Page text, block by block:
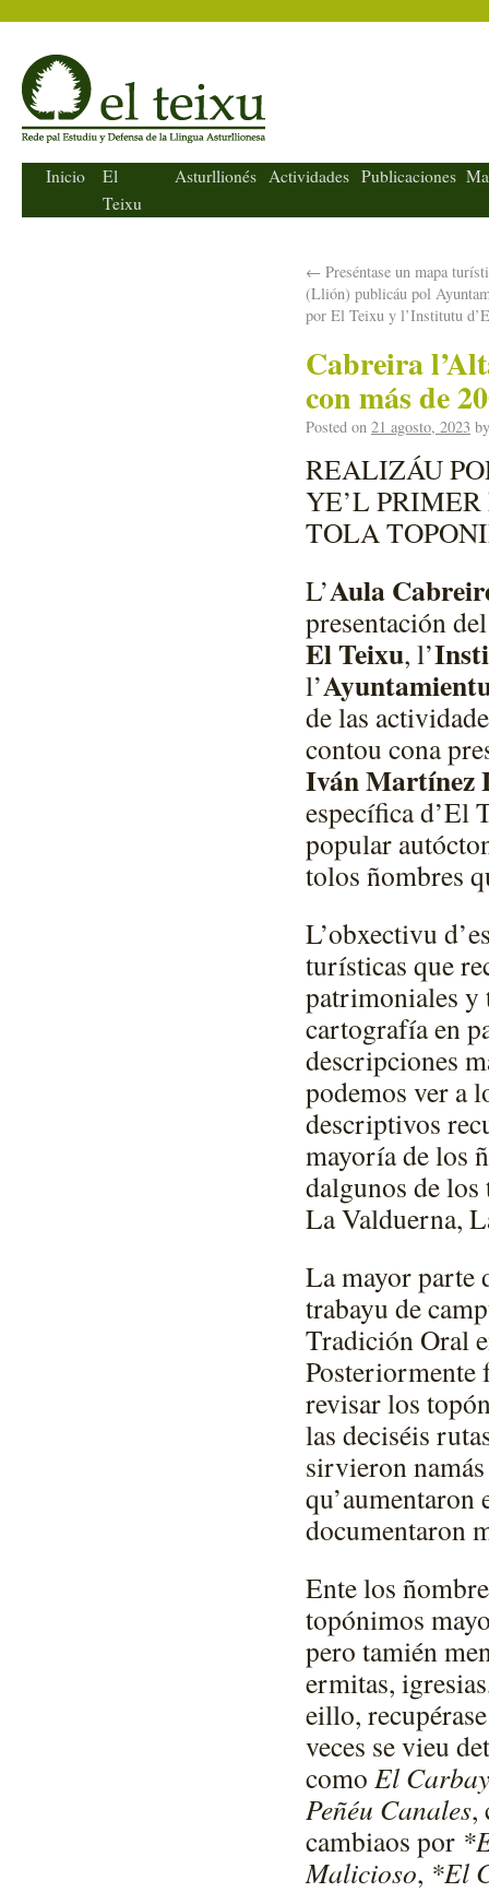
El Teixu
Inicio
El
Teixu
Asturllionés Actividades Publicaciones
← Preséntase un mapa
(Llión) publicáu pol
por El Teixu y l’Institutu
Cabreira
con más de
Posted on 21 agosto, 2023 by
REALIZÁU
YE’L
TOLA
L’Aula
presentación
El Teixu, l’
l’
de las
contou cona
Iván Martínez
específica d’El
popular
tolos ñombres
L’obxectivu
turísticas que
patrimoniales y
cartografía en
descripciones
podemos ver a
descriptivos
mayoría de los
dalgunos de
La Valduerna,
La mayor parte
trabayu de
Tradición Oral
Posteriormente
revisar los
las deciséis
sirvieron
qu’aumentaron
documentaron
Ente los
topónimos
pero tamién
ermitas,
eillo,
veces se vieu
como El
Peñéu Canales,
cambiaos por
Malicioso, *El